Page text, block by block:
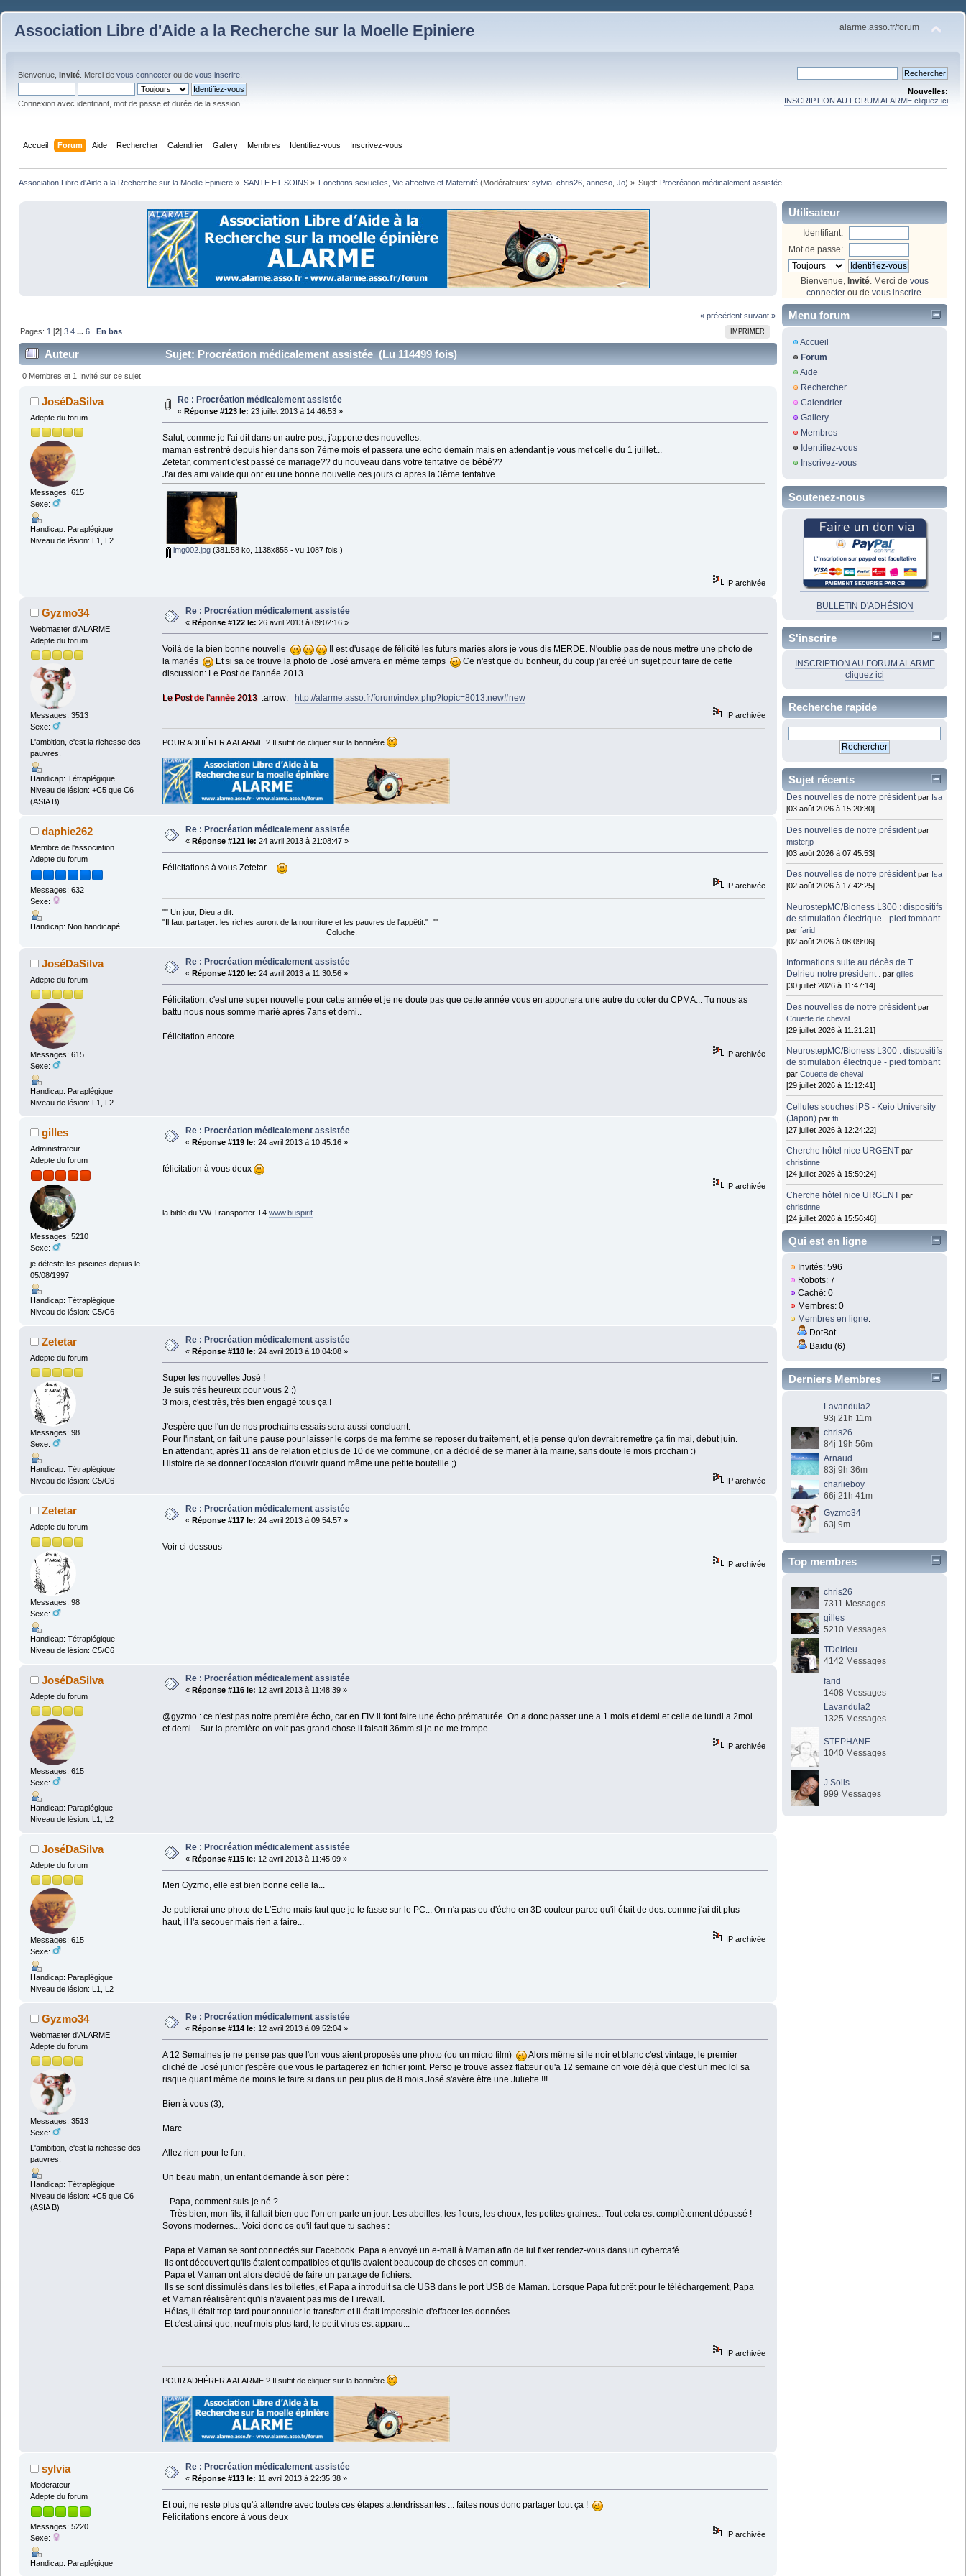
Association Libre d'Aide a la Recherche sur la Moelle Epiniere alarme.asso.fr/forum
Bienvenue, Invité . Merci de vous connecter ou de vous inscrire
Connexion avec identifiant, mot de passe et durée de la session
Nouvelles:
INSCRIPTION AU FORUM ALARME cliquez ici
Accueil Forum Aide Rechercher Calendrier Gallery Membres Identifiez-vous Inscrivez-vous
Association Libre d'Aide a la Recherche sur la Moelle Epiniere » SANTE ET SOINS» Fonctions sexuelles, Vie affective et Maternité(Modérateurs: sylvia, chris26, anneso, Jo) » Sujet: Procréation médicalement assistée
« précédent suivant »
IMPRIMER
Pages: 1 [2]3 4 ...6 En bas
Auteur Sujet: Procréation médicalement assistée (Lu 114499 fois)
0 Membres et 1 Invité sur ce sujet
JoséDaSilva
Adepte du forum
Messages: 615
Sexe:
Handicap: Paraplégique
Niveau de lésion: L1, L2
Re : Procréation médicalement assistée
« Réponse #123 le: 23 juillet 2013 à 14:46:53 »
Salut, comme je l'ai dit dans un autre post, j'apporte des nouvelles.
maman est rentré depuis hier dans son 7ème mois et passera une echo demain mais en attendant je vous met celle du 1 juillet...
Zetetar, comment c'est passé ce mariage?? du nouveau dans votre tentative de bébé??
J'ai des ami valide qui ont eu une bonne nouvelle ces jours ci apres la 3ème tentative...
img002.jpg(381.58 ko, 1138x855 - vu 1087 fois.)
IP archivée
Gyzmo34
Webmaster d'ALARME
Adepte du forum
Messages: 3513
Sexe:
L'ambition, c'est la richesse des
pauvres.
Handicap: Tétraplégique
Niveau de lésion: +C5 que C6
(ASIA B)
Re : Procréation médicalement assistée
« Réponse #122 le: 26 avril 2013 à 09:02:16 »
Voilà de la bien bonne nouvelle
Il est d'usage de félicité les futurs mariés alors je vous dis MERDE. N'oublie pas de nous mettre une photo de
la mariés
Et si sa ce trouve la photo de José arrivera en même temps
Ce n'est que du bonheur, du coup j'ai créé un sujet pour faire de cette
discussion: Le Post de l'année 2013
Le Post de l'année 2013:arrow: http://alarme.asso.fr/forum/index.php?topic=8013.new#new
IP archivée
POUR ADHÉRER A ALARME ? Il suffit de cliquer sur la bannière
daphie262
Membre de l'association
Adepte du forum
Messages: 632
Sexe:
Handicap: Non handicapé
Re : Procréation médicalement assistée
« Réponse #121 le: 24 avril 2013 à 21:08:47 »
Félicitations à vous Zetetar...
IP archivée
"" Un jour, Dieu a dit:
"Il faut partager: les riches auront de la nourriture et les pauvres de l'appêtit." ""
Coluche.
JoséDaSilva
Adepte du forum
Messages: 615
Sexe:
Handicap: Paraplégique
Niveau de lésion: L1, L2
Re : Procréation médicalement assistée
« Réponse #120 le: 24 avril 2013 à 11:30:56 »
Félicitation, c'est une super nouvelle pour cette année et je ne doute pas que cette année vous en apportera une autre du coter du CPMA... Tu nous as
battu nous nous somme marié après 7ans et demi..
Félicitation encore...
IP archivée
gilles
Administrateur
Adepte du forum
Messages: 5210
Sexe:
je déteste les piscines depuis le
05/08/1997
Handicap: Tétraplégique
Niveau de lésion: C5/C6
Re : Procréation médicalement assistée
« Réponse #119 le: 24 avril 2013 à 10:45:16 »
félicitation à vous deux
IP archivée
la bible du VW Transporter T4 www.buspirit.
Zetetar
Adepte du forum
Messages: 98
Sexe:
Handicap: Tétraplégique
Niveau de lésion: C5/C6
Re : Procréation médicalement assistée
« Réponse #118 le: 24 avril 2013 à 10:04:08 »
Super les nouvelles José !
Je suis très heureux pour vous 2 ;)
3 mois, c'est très, très bien engagé tous ça !
J'espère que l'un de nos prochains essais sera aussi concluant.
Pour l'instant, on fait une pause pour laisser le corps de ma femme se reposer du traitement, et je pense qu'on devrait remettre ça fin mai, début juin.
En attendant, après 11 ans de relation et plus de 10 de vie commune, on a décidé de se marier à la mairie, sans doute le mois prochain :)
Histoire de se donner l'occasion d'ouvrir quand même une petite bouteille ;)
IP archivée
Zetetar
Adepte du forum
Messages: 98
Sexe:
Handicap: Tétraplégique
Niveau de lésion: C5/C6
Re : Procréation médicalement assistée
« Réponse #117 le: 24 avril 2013 à 09:54:57 »
Voir ci-dessous
IP archivée
JoséDaSilva
Adepte du forum
Messages: 615
Sexe:
Handicap: Paraplégique
Niveau de lésion: L1, L2
Re : Procréation médicalement assistée
« Réponse #116 le: 12 avril 2013 à 11:48:39 »
@gyzmo : ce n'est pas notre première écho, car en FIV il font faire une écho prématurée. On a donc passer une a 1 mois et demi et celle de lundi a 2moi
et demi... Sur la première on voit pas grand chose il faisait 36mm si je ne me trompe...
IP archivée
JoséDaSilva
Adepte du forum
Messages: 615
Sexe:
Handicap: Paraplégique
Niveau de lésion: L1, L2
Re : Procréation médicalement assistée
« Réponse #115 le: 12 avril 2013 à 11:45:09 »
Meri Gyzmo, elle est bien bonne celle la...
Je publierai une photo de L'Echo mais faut que je le fasse sur le PC... On n'a pas eu d'écho en 3D couleur parce qu'il était de dos. comme j'ai dit plus
haut, il l'a secouer mais rien a faire...
IP archivée
Gyzmo34
Webmaster d'ALARME
Adepte du forum
Messages: 3513
Sexe:
L'ambition, c'est la richesse des
pauvres.
Handicap: Tétraplégique
Niveau de lésion: +C5 que C6
(ASIA B)
Re : Procréation médicalement assistée
« Réponse #114 le: 12 avril 2013 à 09:52:04 »
A 12 Semaines je ne pense pas que l'on vous aient proposés une photo (ou un micro film)
Alors même si le noir et blanc c'est vintage, le premier
cliché de José junior j'espère que vous le partagerez en fichier joint. Perso je trouve assez flatteur qu'a 12 semaine on voie déjà que c'est un mec lol sa
risque quant même de moins le faire si dans un peu plus de 8 mois José s'avère être une Juliette !!!
Bien à vous (3),
Marc
Allez rien pour le fun,
Un beau matin, un enfant demande à son père :
- Papa, comment suis-je né ?
- Très bien, mon fils, il fallait bien que l'on en parle un jour. Les abeilles, les fleurs, les choux, les petites graines... Tout cela est complètement dépassé !
Soyons modernes... Voici donc ce qu'il faut que tu saches :
Papa et Maman se sont connectés sur Facebook. Papa a envoyé un e-mail à Maman afin de lui fixer rendez-vous dans un cybercafé.
Ils ont découvert qu'ils étaient compatibles et qu'ils avaient beaucoup de choses en commun.
Papa et Maman ont alors décidé de faire un partage de fichiers.
Ils se sont dissimulés dans les toilettes, et Papa a introduit sa clé USB dans le port USB de Maman. Lorsque Papa fut prêt pour le téléchargement, Papa
et Maman réalisèrent qu'ils n'avaient pas mis de Firewall.
Hélas, il était trop tard pour annuler le transfert et il était impossible d'effacer les données.
Et c'est ainsi que, neuf mois plus tard, le petit virus est apparu...
IP archivée
POUR ADHÉRER A ALARME ? Il suffit de cliquer sur la bannière
sylvia
Moderateur
Adepte du forum
Messages: 5220
Sexe:
Handicap: Paraplégique
Re : Procréation médicalement assistée
« Réponse #113 le: 11 avril 2013 à 22:35:38 »
Et oui, ne reste plus qu'à attendre avec toutes ces étapes attendrissantes ... faites nous donc partager tout ça !
Félicitations encore à vous deux
IP archivée
Utilisateur
Identifiant:
Mot de passe:
Bienvenue, Invité . Merci de vous
connecterou de vous inscrire
Menu forum
Accueil
Forum
Aide
Rechercher
Calendrier
Gallery
Membres
Identifiez-vous
Inscrivez-vous
Soutenez-nous
BULLETIN D'ADHÉSION
S'inscrire
INSCRIPTION AU FORUM ALARME
cliquez ici
Recherche rapide
Sujet récents
Des nouvelles de notre président par Isa
[03 août 2026 à 15:20:30]
Des nouvelles de notre président par
misterjp
[03 août 2026 à 07:45:53]
Des nouvelles de notre président par Isa
[02 août 2026 à 17:42:25]
NeurostepMC/Bioness L300 : dispositifs
de stimulation électrique - pied tombant
parfarid
[02 août 2026 à 08:09:06]
Informations suite au décès de T
Delrieu notre président . pargilles
[30 juillet 2026 à 11:47:14]
Des nouvelles de notre président par
Couette de cheval
[29 juillet 2026 à 11:21:21]
NeurostepMC/Bioness L300 : dispositifs
de stimulation électrique - pied tombant
parCouette de cheval
[29 juillet 2026 à 11:12:41]
Cellules souches iPS - Keio University
(Japon) parfti
[27 juillet 2026 à 12:24:22]
Cherche hôtel nice URGENT par
christinne
[24 juillet 2026 à 15:59:24]
Cherche hôtel nice URGENT par
christinne
[24 juillet 2026 à 15:56:46]
Qui est en ligne
Invités: 596
Robots: 7
Caché: 0
Membres: 0
Membres en ligne:
DotBot
Baidu (6)
Derniers Membres
Lavandula2
93j 21h 11m
chris26
84j 19h 56m
Arnaud
83j 9h 36m
charlieboy
66j 21h 41m
Gyzmo34
63j 9m
Top membres
chris26
7311 Messages
gilles
5210 Messages
TDelrieu
4142 Messages
farid
1408 Messages
Lavandula2
1325 Messages
STEPHANE
1040 Messages
J.Solis
999 Messages